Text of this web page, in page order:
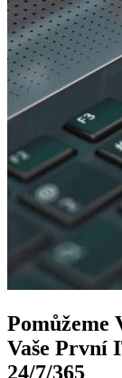
Pomůžeme
Vaše První
24/7/365